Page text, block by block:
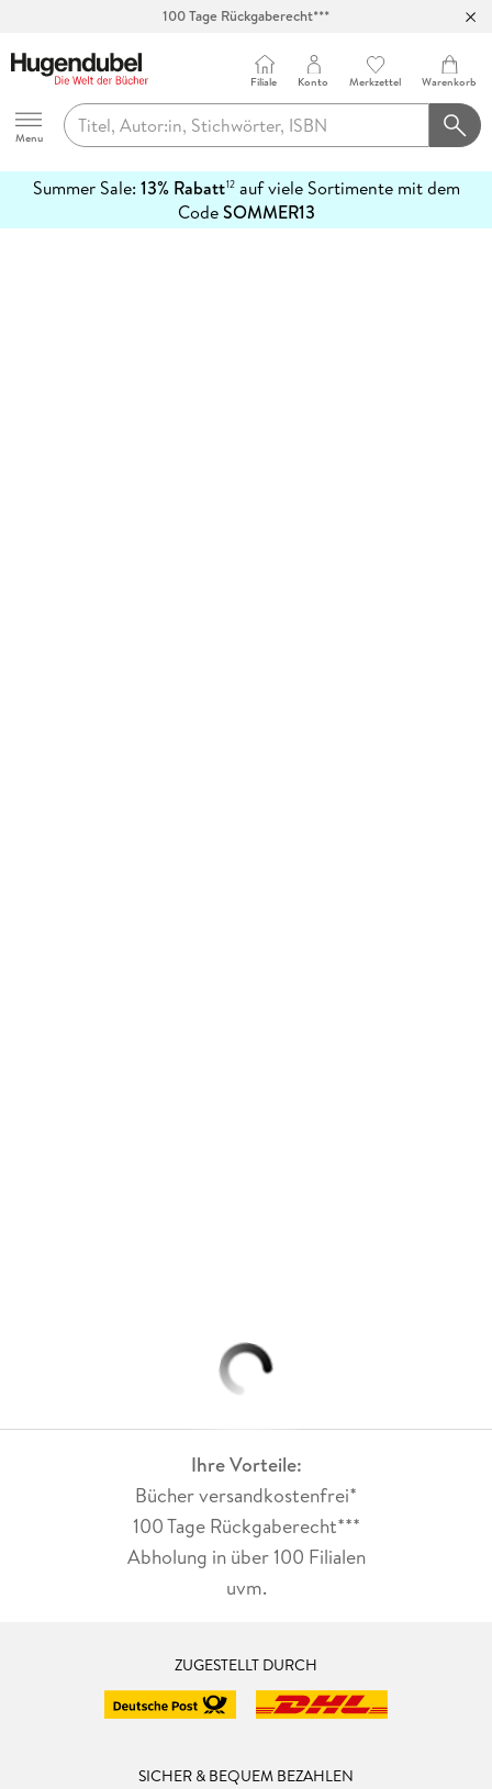
100 Tage Rückgaberecht***
Hugendubel
Menu
Filiale Konto Merkzettel Warenkorb
Summer Sale: 13% Rabatt12auf viele Sortimente mit dem
CodeSOMMER13
erfahren
Ihre Vorteile:
Bücher versandkostenfrei*
100 Tage Rückgaberecht***
Abholung in über 100 Filialen
uvm.
ZUGESTELLT DURCH
SICHER & BEQUEM BEZAHLEN